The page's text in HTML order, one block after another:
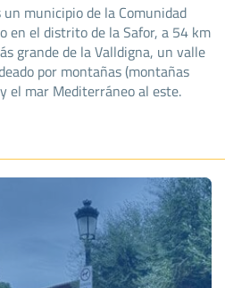
municipio de la Comunidad
en el distrito de la Safor, a 54 km
grande de la Valldigna, un valle
por montañas (montañas
el mar Mediterráneo al este.